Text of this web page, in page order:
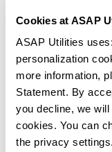
Cookies at ASAP
ASAP Utilities
personalization
more information,
Statement. By
you decline, we
cookies. You can
the privacy settings.
Praktische tools die
Bespaar tijd in